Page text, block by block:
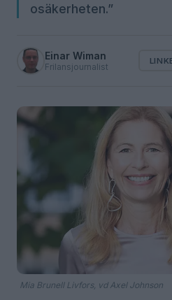
osäkerheten.”
Einar Wiman
Frilansjournalist
Mia Brunell Livfors, vd Axel Johnson